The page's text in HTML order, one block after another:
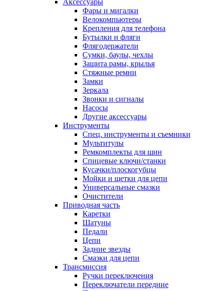
Фары и мигалки
Велокомпьютеры
Крепления для телефона
Бутылки и фляги
Флягодержатели
Сумки, баулы, чехлы
Защита рамы, крылья
Стяжные ремни
Замки
Зеркала
Звонки и сигналы
Насосы
Другие аксессуары
Инструменты
Спец. инструменты и съемники
Мультитулы
Ремкомплекты для шин
Спицевые ключи/станки
Кусачки/плоскогубцы
Мойки и щетки для цепи
Универсальные смазки
Очистители
Приводная часть
Каретки
Шатуны
Педали
Цепи
Задние звезды
Смазки для цепи
Трансмиссия
Ручки переключения
Переключатели передние